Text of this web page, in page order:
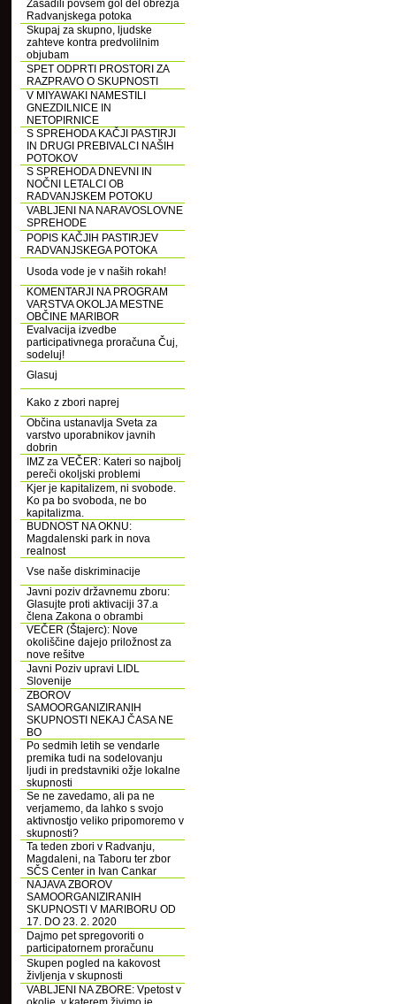
Zasadili povsem gol del obrežja
Radvanjskega potoka
Skupaj za skupno, ljudske
zahteve kontra predvolilnim
objubam
SPET ODPRTI PROSTORI ZA
RAZPRAVO O SKUPNOSTI
V MIYAWAKI NAMESTILI
GNEZDILNICE IN
NETOPIRNICE
S SPREHODA KAČJI PASTIRJI
IN DRUGI PREBIVALCI NAŠIH
POTOKOV
S SPREHODA DNEVNI IN
NOČNI LETALCI OB
RADVANJSKEM POTOKU
VABLJENI NA NARAVOSLOVNE
SPREHODE
POPIS KAČJIH PASTIRJEV
RADVANJSKEGA POTOKA
Usoda vode je v naših rokah!
KOMENTARJI NA PROGRAM
VARSTVA OKOLJA MESTNE
OBČINE MARIBOR
Evalvacija izvedbe
participativnega proračuna Čuj,
sodeluj!
Glasuj
Kako z zbori naprej
Občina ustanavlja Sveta za
varstvo uporabnikov javnih
dobrin
IMZ za VEČER: Kateri so najbolj
pereči okoljski problemi
Kjer je kapitalizem, ni svobode.
Ko pa bo svoboda, ne bo
kapitalizma.
BUDNOST NA OKNU:
Magdalenski park in nova
realnost
Vse naše diskriminacije
Javni poziv državnemu zboru:
Glasujte proti aktivaciji 37.a
člena Zakona o obrambi
VEČER (Štajerc): Nove
okoliščine dajejo priložnost za
nove rešitve
Javni Poziv upravi LIDL
Slovenije
ZBOROV
SAMOORGANIZIRANIH
SKUPNOSTI NEKAJ ČASA NE
BO
Po sedmih letih se vendarle
premika tudi na sodelovanju
ljudi in predstavniki ožje lokalne
skupnosti
Se ne zavedamo, ali pa ne
verjamemo, da lahko s svojo
aktivnostjo veliko pripomoremo v
skupnosti?
Ta teden zbori v Radvanju,
Magdaleni, na Taboru ter zbor
SČS Center in Ivan Cankar
NAJAVA ZBOROV
SAMOORGANIZIRANIH
SKUPNOSTI V MARIBORU OD
17. DO 23. 2. 2020
Dajmo pet spregovoriti o
participatornem proračunu
Skupen pogled na kakovost
življenja v skupnosti
VABLJENI NA ZBORE: Vpetost v